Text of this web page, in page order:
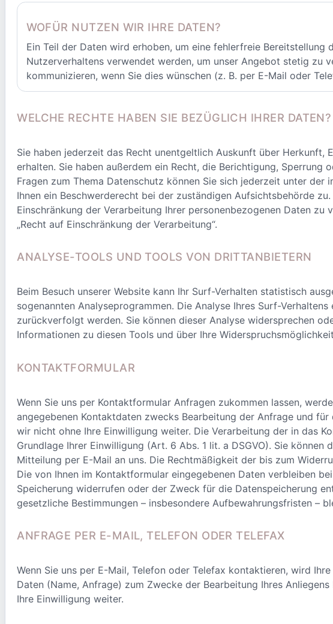
WOFÜR NUTZEN WIR IHRE DATEN?
Ein Teil der Daten wird erhoben, um eine fehlerfreie
Nutzerverhaltens verwendet werden, um unser Angebot stetig zu
kommunizieren, wenn Sie dies wünschen (z. B. per E-Mail oder
WELCHE RECHTE HABEN SIE BEZÜGLICH IHRER DATEN?
Sie haben jederzeit das Recht unentgeltlich Auskunft über
erhalten. Sie haben außerdem ein Recht, die Berichtigung,
Fragen zum Thema Datenschutz können Sie sich jederzeit unter der
Ihnen ein Beschwerderecht bei der zuständigen Aufsichtsbehörde
Einschränkung der Verarbeitung Ihrer personenbezogenen Daten
„Recht auf Einschränkung der Verarbeitung“.
ANALYSE-TOOLS UND TOOLS VON DRITTANBIETERN
Beim Besuch unserer Website kann Ihr Surf-Verhalten statistisch
sogenannten Analyseprogrammen. Die Analyse Ihres Surf-
zurückverfolgt werden. Sie können dieser Analyse widersprechen
Informationen zu diesen Tools und über Ihre
KONTAKTFORMULAR
Wenn Sie uns per Kontaktformular Anfragen zukommen lassen,
angegebenen Kontaktdaten zwecks Bearbeitung der Anfrage und
wir nicht ohne Ihre Einwilligung weiter. Die Verarbeitung der in das
Grundlage Ihrer Einwilligung (Art. 6 Abs. 1 lit. a DSGVO). Sie
Mitteilung per E-Mail an uns. Die Rechtmäßigkeit der bis zum
Die von Ihnen im Kontaktformular eingegebenen Daten verbleiben
Speicherung widerrufen oder der Zweck für die Datenspeicherung
gesetzliche Bestimmungen – insbesondere Aufbewahrungsfristen –
ANFRAGE PER E-MAIL, TELEFON ODER TELEFAX
Wenn Sie uns per E-Mail, Telefon oder Telefax kontaktieren, wird
Daten (Name, Anfrage) zum Zwecke der Bearbeitung Ihres
Ihre Einwilligung weiter.